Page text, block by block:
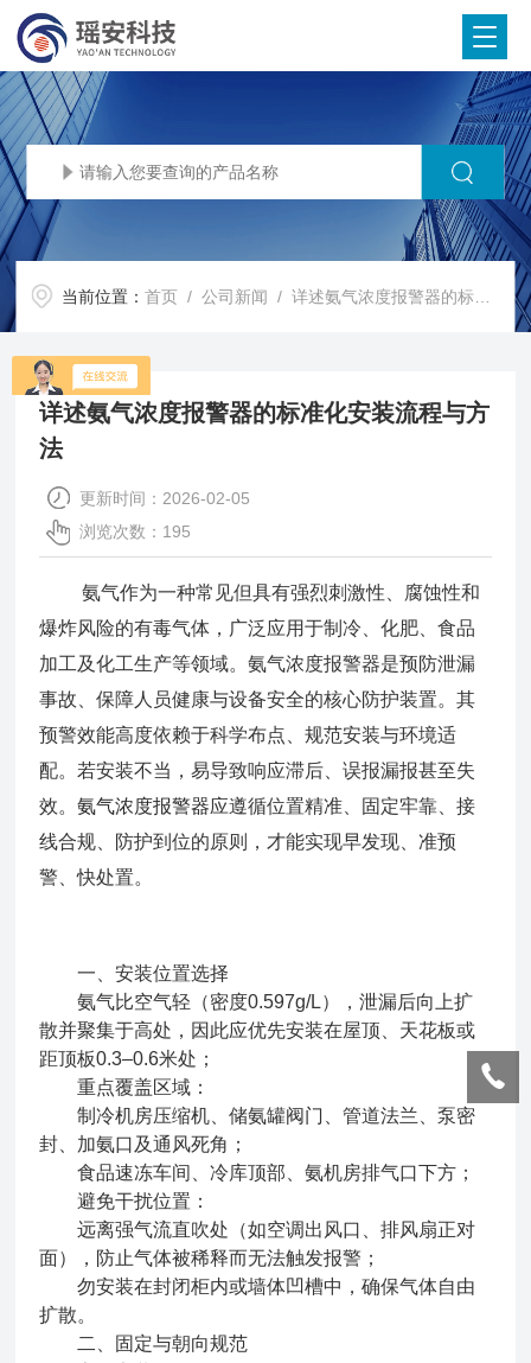
当前位置：首页 /公司新闻 / 详述氨气浓度报警器的标准化安装流程与方法
详述氨气浓度报警器的标准化安装流程与方
法
更新时间：2026-02-05
浏览次数：195
氨气作为一种常见但具有强烈刺激性、腐蚀性和
爆炸风险的有毒气体，广泛应用于制冷、化肥、食品
加工及化工生产等领域。氨气浓度报警器是预防泄漏
事故、保障人员健康与设备安全的核心防护装置。其
预警效能高度依赖于科学布点、规范安装与环境适
配。若安装不当，易导致响应滞后、误报漏报甚至失
效。氨气浓度报警器应遵循位置精准、固定牢靠、接
线合规、防护到位的原则，才能实现早发现、准预
警、快处置。
一、安装位置选择
氨气比空气轻（密度0.597g/L），泄漏后向上扩
散并聚集于高处，因此应优先安装在屋顶、天花板或
距顶板0.3–0.6米处；
重点覆盖区域：
制冷机房压缩机、储氨罐阀门、管道法兰、泵密
封、加氨口及通风死角；
食品速冻车间、冷库顶部、氨机房排气口下方；
避免干扰位置：
远离强气流直吹处（如空调出风口、排风扇正对
面），防止气体被稀释而无法触发报警；
勿安装在封闭柜内或墙体凹槽中，确保气体自由
扩散。
二、固定与朝向规范